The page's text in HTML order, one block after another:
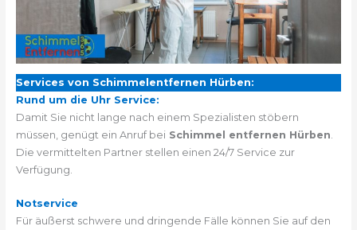
Services von Schimmelentfernen Hürben:
Rund um die Uhr Service:
Damit Sie nicht lange nach einem Spezialisten stöbern
müssen, genügt ein Anruf bei Schimmel entfernen Hürben
Die vermittelten Partner stellen einen 24/7 Service zur
Verfügung.
Notservice
Für äußerst schwere und dringende Fälle können Sie auf den